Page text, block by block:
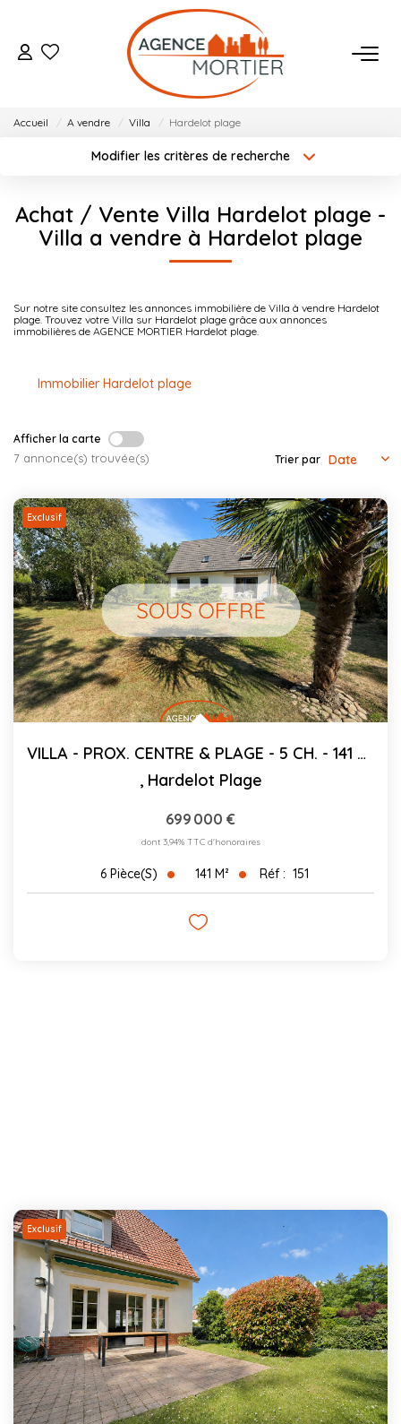
ACHETER
NOTRE AGENCE
Notre Équipe
Accueil A vendre Villa Hardelot plage
Modifier les critères de recherche
Surface min Budget max
Achat / Vente Villa Hardelot plage -
Villa a vendre à Hardelot plage
Sur notre site consultez les annonces immobilière de Villa à vendre Hardelot
plage. Trouvez votre Villa sur Hardelot plage grâce aux annonces
immobilières de AGENCE MORTIER Hardelot plage.
Immobilier Hardelot plage
Afficher la carte
7 annonce(s) trouvée(s) Trier par
Exclusif
VILLA - PROX. CENTRE & PLAGE - 5 CH. - 141 M²
, Hardelot Plage
699 000 €
dont 3,94% TTC d'honoraires
6 Pièce(s) 141 M² Réf : 151
Exclusif